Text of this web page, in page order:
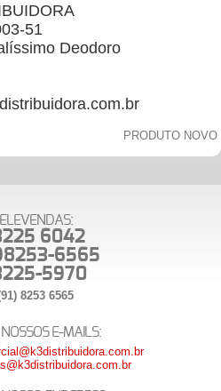
51
Deodoro
PRODUTO NOVO
TELEVENDAS:
6042
6565
5970
8253 6565
NOSSOS E-MAILS: